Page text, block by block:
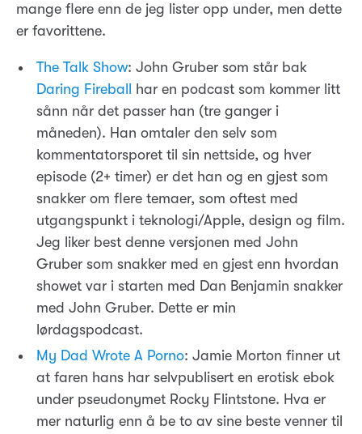
mange flere enn de jeg lister opp under, men dette
er favorittene.
The Talk Show: John Gruber som står bak
Daring Fireball
har en podcast som kommer litt
sånn når det passer han (tre ganger i
måneden). Han omtaler den selv som
kommentatorsporet til sin nettside, og hver
episode (2+ timer) er det han og en gjest som
snakker om flere temaer, som oftest med
utgangspunkt i teknologi/Apple, design og film.
Jeg liker best denne versjonen med John
Gruber som snakker med en gjest enn hvordan
showet var i starten med Dan Benjamin snakker
med John Gruber. Dette er min
lørdagspodcast.
My Dad Wrote A Porno: Jamie Morton finner ut
at faren hans har selvpublisert en erotisk ebok
under pseudonymet Rocky Flintstone. Hva er
mer naturlig enn å be to av sine beste venner til